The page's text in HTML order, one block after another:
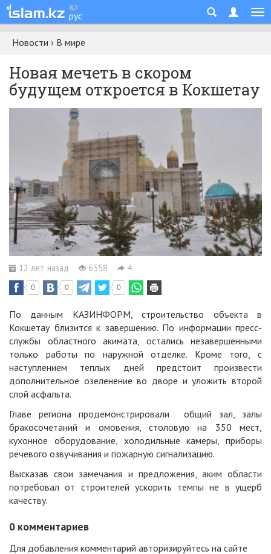
қаз
рус
Новости › В мире
Новая мечеть в скором
будущем откроется в Кокшетау
12 лет назад 6358 4
0 0 0
По данным КАЗИНФОРМ, строительство объекта в
Кокшетау близится к завершению. По информации пресс-
службы областного акимата, остались незавершенными
только работы по наружной отделке. Кроме того, с
наступлением теплых дней предстоит произвести
дополнительное озеленение во дворе и уложить второй
слой асфальта.
Главе региона продемонстрировали общий зал, залы
бракосочетаний и омовения, столовую на 350 мест,
кухонное оборудование, холодильные камеры, приборы
речевого озвучивания и пожарную сигнализацию.
Высказав свои замечания и предложения, аким области
потребовал от строителей ускорить темпы не в ущерб
качеству.
0 комментариев
Для добавления комментарий авторизируйтесь на сайте